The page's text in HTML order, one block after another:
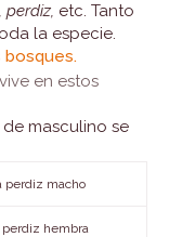
perdiz, etc. Tanto
la especie.
bosques.
en estos
masculino se
perdiz macho
perdiz hembra